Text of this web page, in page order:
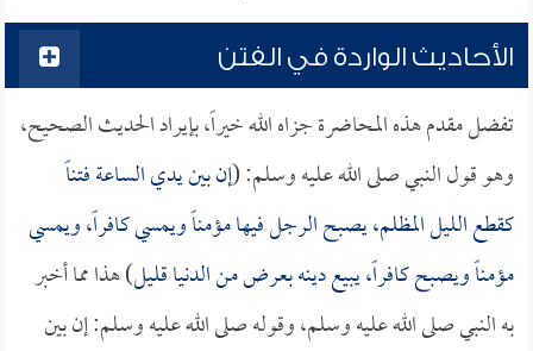
الأحاديث الواردة في الفتن
تفضل مقدم هذه المحاضرة جزاه الله خيراً، بإيراد الحديث الصحيح،
وهو قول النبي صلى الله عليه وسلم: (إن بين يدي الساعة فتناً
كقطع الليل المظلم، يصبح الرجل فيها مؤمناً ويمسي كافراً، ويمسي
مؤمناً ويصبح كافراً، يبيع دينه بعرض من الدنيا قليل) هذا مما أخبر
به النبي صلى الله عليه وسلم، وقوله صلى الله عليه وسلم: إن بين